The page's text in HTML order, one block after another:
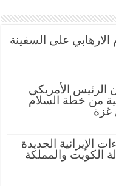
الارهابي على السفينة
الرئيس الأمريكي
من خطة السلام
غزة
الإيرانية الجديدة
الكويت والمملكة